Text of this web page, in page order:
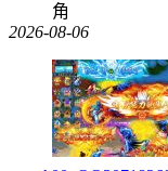
角
2026-08-06